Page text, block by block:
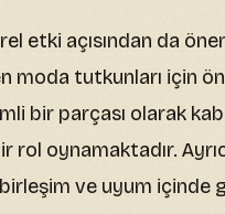
etki açısından da
moda tutkunları için
bir parçası olarak
rol oynamaktadır.
ve uyum içinde